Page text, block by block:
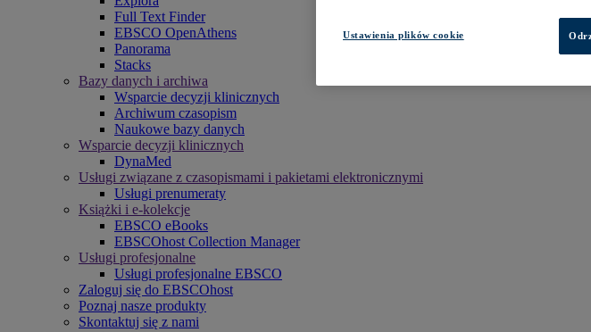
Full Text Finder
EBSCO OpenAthens
Panorama
Stacks
Bazy danych i archiwa
Wsparcie decyzji klinicznych
Archiwum czasopism
Naukowe bazy danych
Wsparcie decyzji klinicznych
DynaMed
Usługi związane z czasopismami i pakietami elektronicznymi
Usługi prenumeraty
Książki i e-kolekcje
EBSCO eBooks
EBSCOhost Collection Manager
Usługi profesjonalne
Usługi profesjonalne EBSCO
Zaloguj się do EBSCOhost
Poznaj nasze produkty
Skontaktuj się z nami
Ustawienia plików cookie